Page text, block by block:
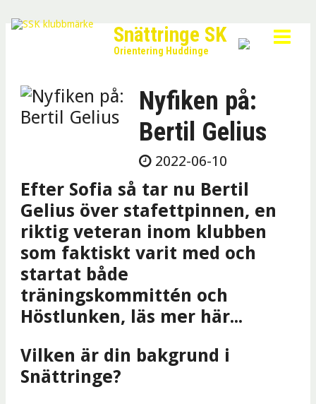
Snättringe SK
Orientering Huddinge
Nyfiken på:
Bertil Gelius
2022-06-10
Efter Sofia så tar nu Bertil
Gelius över stafettpinnen, en
riktig veteran inom klubben
som faktiskt varit med och
startat både
träningskommittén och
Höstlunken, läs mer här...
Vilken är din bakgrund i
Snättringe?